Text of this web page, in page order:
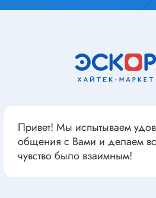
Привет! Мы испытываем
общения с Вами и делаем
чувство было взаимным!